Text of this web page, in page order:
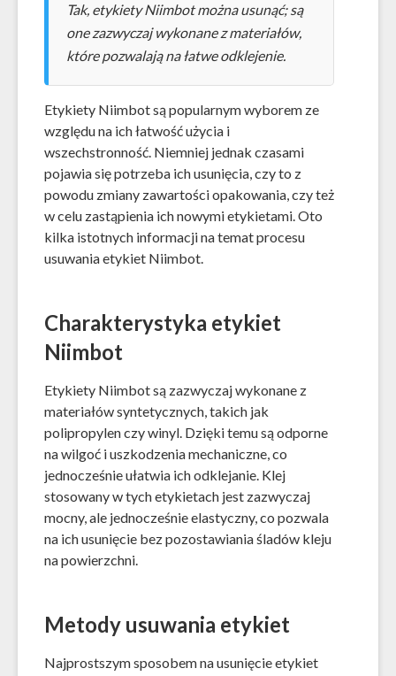
Tak, etykiety Niimbot można usunąć; są
one zazwyczaj wykonane z materiałów,
które pozwalają na łatwe odklejenie.
Etykiety Niimbot są popularnym wyborem ze
względu na ich łatwość użycia i
wszechstronność. Niemniej jednak czasami
pojawia się potrzeba ich usunięcia, czy to z
powodu zmiany zawartości opakowania, czy też
w celu zastąpienia ich nowymi etykietami. Oto
kilka istotnych informacji na temat procesu
usuwania etykiet Niimbot.
Charakterystyka etykiet
Niimbot
Etykiety Niimbot są zazwyczaj wykonane z
materiałów syntetycznych, takich jak
polipropylen czy winyl. Dzięki temu są odporne
na wilgoć i uszkodzenia mechaniczne, co
jednocześnie ułatwia ich odklejanie. Klej
stosowany w tych etykietach jest zazwyczaj
mocny, ale jednocześnie elastyczny, co pozwala
na ich usunięcie bez pozostawiania śladów kleju
na powierzchni.
Metody usuwania etykiet
Najprostszym sposobem na usunięcie etykiet